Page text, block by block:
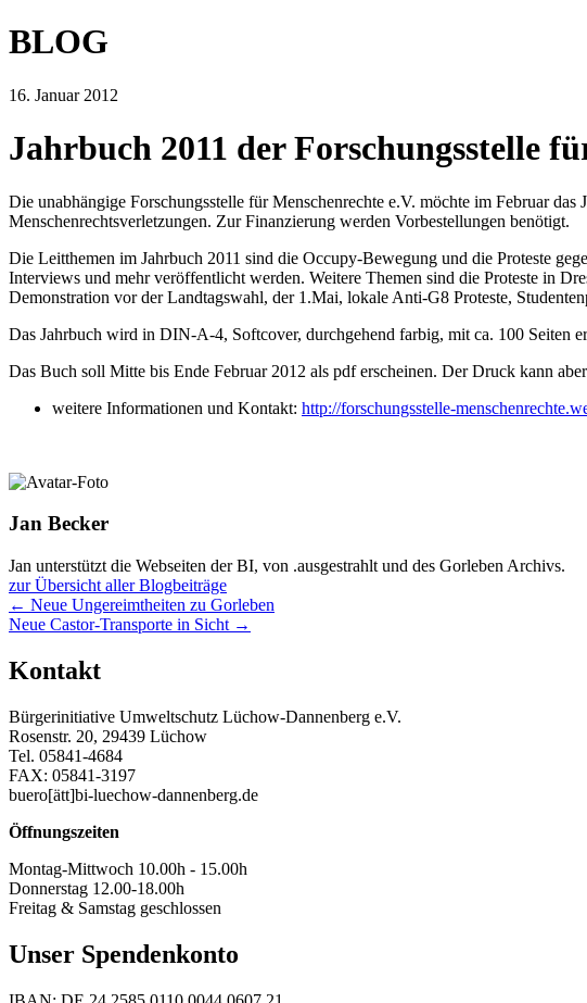
BLOG
16. Januar 2012
Jahrbuch 2011 der Forschungsstelle
Die unabhängige Forschungsstelle für Menschenrechte e.V. möchte im Februar
Menschenrechtsverletzungen. Zur Finanzierung werden Vorbestellungen benötigt.
Die Leitthemen im Jahrbuch 2011 sind die Occupy-Bewegung und die Proteste
Interviews und mehr veröffentlicht werden. Weitere Themen sind die Proteste in
Demonstration vor der Landtagswahl, der 1.Mai, lokale Anti-G8 Proteste,
Das Jahrbuch wird in DIN-A-4, Softcover, durchgehend farbig, mit ca. 100 Seiten
Das Buch soll Mitte bis Ende Februar 2012 als pdf erscheinen. Der Druck kann
weitere Informationen und Kontakt: http://forschungsstelle-
Jan Becker
Jan unterstützt die Webseiten der BI, von .ausgestrahlt und des Gorleben Archivs.
zur Übersicht aller Blogbeiträge
Posts
navigation
← Neue Ungereimtheiten zu Gorleben
Neue Castor-Transporte in Sicht →
Kontakt
Bürgerinitiative Umweltschutz Lüchow-Dannenberg e.V.
Rosenstr. 20, 29439 Lüchow
Tel. 05841-4684
FAX: 05841-3197
buero[ätt]bi-luechow-dannenberg.de
Öffnungszeiten
Montag-Mittwoch 10.00h - 15.00h
Donnerstag 12.00-18.00h
Freitag & Samstag geschlossen
Unser Spendenkonto